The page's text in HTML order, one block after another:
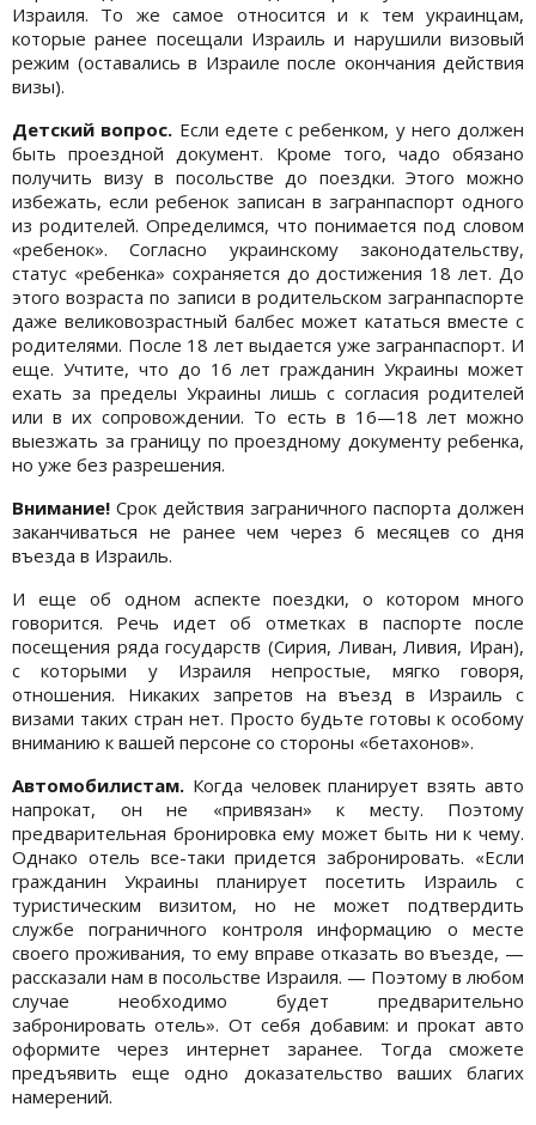
Израиля. То же самое относится и к тем украинцам,
которые ранее посещали Израиль и нарушили визовый
режим (оставались в Израиле после окончания действия
визы).
Детский вопрос. Если едете с ребенком, у него должен
быть проездной документ. Кроме того, чадо обязано
получить визу в посольстве до поездки. Этого можно
избежать, если ребенок записан в загранпаспорт одного
из родителей. Определимся, что понимается под словом
«ребенок». Согласно украинскому законодательству,
статус «ребенка» сохраняется до достижения 18 лет. До
этого возраста по записи в родительском загранпаспорте
даже великовозрастный балбес может кататься вместе с
родителями. После 18 лет выдается уже загранпаспорт. И
еще. Учтите, что до 16 лет гражданин Украины может
ехать за пределы Украины лишь с согласия родителей
или в их сопровождении. То есть в 16—18 лет можно
выезжать за границу по проездному документу ребенка,
но уже без разрешения.
Внимание! Срок действия заграничного паспорта должен
заканчиваться не ранее чем через 6 месяцев со дня
въезда в Израиль.
И еще об одном аспекте поездки, о котором много
говорится. Речь идет об отметках в паспорте после
посещения ряда государств (Сирия, Ливан, Ливия, Иран),
с которыми у Израиля непростые, мягко говоря,
отношения. Никаких запретов на въезд в Израиль с
визами таких стран нет. Просто будьте готовы к особому
вниманию к вашей персоне со стороны «бетахонов».
Автомобилистам. Когда человек планирует взять авто
напрокат, он не «привязан» к месту. Поэтому
предварительная бронировка ему может быть ни к чему.
Однако отель все-таки придется забронировать. «Если
гражданин Украины планирует посетить Израиль с
туристическим визитом, но не может подтвердить
службе пограничного контроля информацию о месте
своего проживания, то ему вправе отказать во въезде, —
рассказали нам в посольстве Израиля. — Поэтому в любом
случае необходимо будет предварительно
забронировать отель». От себя добавим: и прокат авто
оформите через интернет заранее. Тогда сможете
предъявить еще одно доказательство ваших благих
намерений.